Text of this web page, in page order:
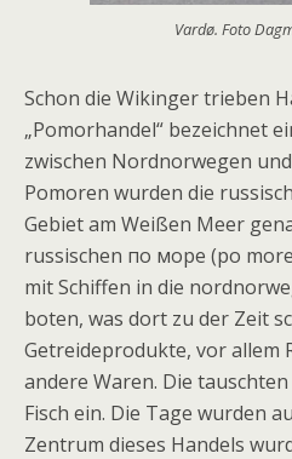
Vardø. Foto
Schon die Wikinger trieben
„Pomorhandel“ bezeichnet
zwischen Nordnorwegen
Pomoren wurden die
Gebiet am Weißen Meer
russischen по море (po
mit Schiffen in die
boten, was dort zu der Zeit
Getreideprodukte, vor allem
andere Waren. Die
Fisch ein. Die Tage wurden
Zentrum dieses Handels